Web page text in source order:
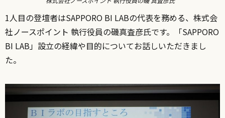
1人目の登壇者はSAPPORO BI LABの代表を務める、株式会
社ノースポイント 執行役員の磯真査彦氏です。「SAPPORO
BI LAB」設立の経緯や目的についてお話しいただきまし
た。